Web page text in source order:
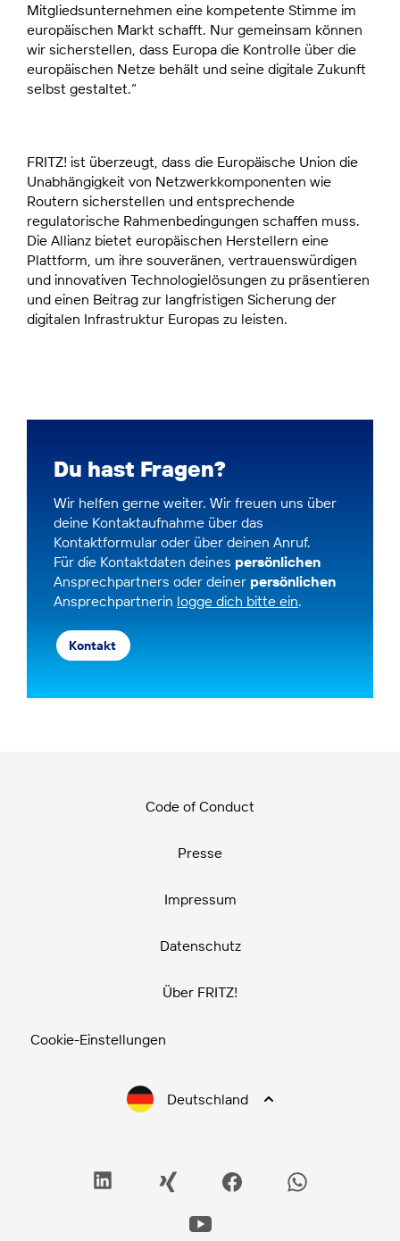
Mitgliedsunternehmen eine kompetente Stimme im
europäischen Markt schafft. Nur gemeinsam können
wir sicherstellen, dass Europa die Kontrolle über die
europäischen Netze behält und seine digitale Zukunft
selbst gestaltet.“
FRITZ! ist überzeugt, dass die Europäische Union die
Unabhängigkeit von Netzwerkkomponenten wie
Routern sicherstellen und entsprechende
regulatorische Rahmenbedingungen schaffen muss.
Die Allianz bietet europäischen Herstellern eine
Plattform, um ihre souveränen, vertrauenswürdigen
und innovativen Technologielösungen zu präsentieren
und einen Beitrag zur langfristigen Sicherung der
digitalen Infrastruktur Europas zu leisten.
Du hast Fragen?
Wir helfen gerne weiter. Wir freuen uns über
deine Kontaktaufnahme über das
Kontaktformular oder über deinen Anruf.
Für die Kontaktdaten deines persönlichen
Ansprechpartners oder deiner persönlichen
Ansprechpartnerin logge dich bitte ein.
Kontakt
Code of Conduct
Presse
Impressum
Datenschutz
Über FRITZ!
Cookie-Einstellungen
Deutschland